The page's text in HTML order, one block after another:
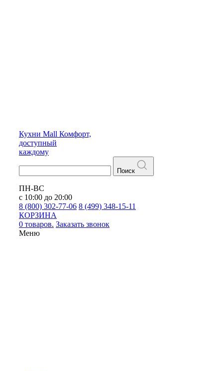
Кухни Mall Комфорт,
доступный
каждому
Поиск
ПН-ВС
с 10:00 до 20:00
8 (800) 302-77-06 8 (499) 348-15-11
КОРЗИНА
0 товаров. Заказать звонок
Меню